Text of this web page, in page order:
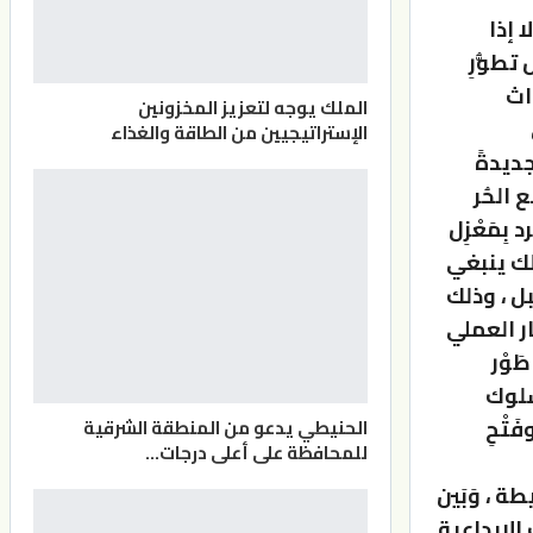
تطوُّرِ
الحُر
بِمَعْزِل
ينبغي
، وذلك
العملي
طَوْر
، وَبَين
الملك يوجه لتعزيز المخزونين
الإستراتيجيين من الطاقة والغذاء
الحنيطي يدعو من المنطقة الشرقية
للمحافظة على أعلى درجات…